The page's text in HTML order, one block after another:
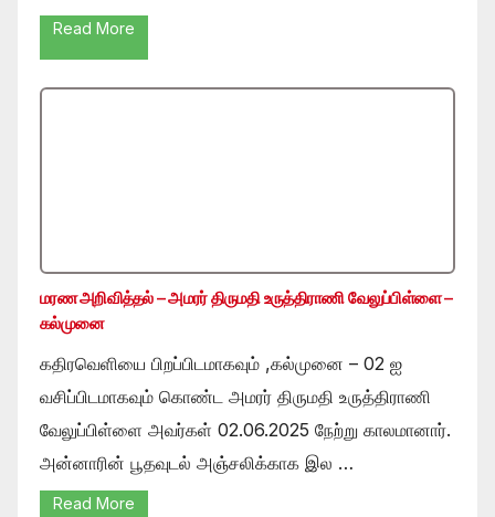
Read More
மரண அறிவித்தல் – அமரர் திருமதி உருத்திராணி வேலுப்பிள்ளை –
கல்முனை
கதிரவெளியை பிறப்பிடமாகவும் ,கல்முனை – 02 ஐ
வசிப்பிடமாகவும் கொண்ட அமரர் திருமதி உருத்திராணி
வேலுப்பிள்ளை அவர்கள் 02.06.2025 நேற்று காலமானார்.
அன்னாரின் பூதவுடல் அஞ்சலிக்காக இல …
Read More